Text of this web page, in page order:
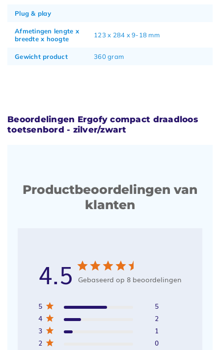
Plug & play
Afmetingen lengte x
breedte x hoogte
123 x 284 x 9-18 mm
Gewicht product 360 gram
Beoordelingen Ergofy compact draadloos
toetsenbord - zilver/zwart
Productbeoordelingen van
klanten
4.5 Gebaseerd op 8 beoordelingen
5
5
4
2
3
1
2
0